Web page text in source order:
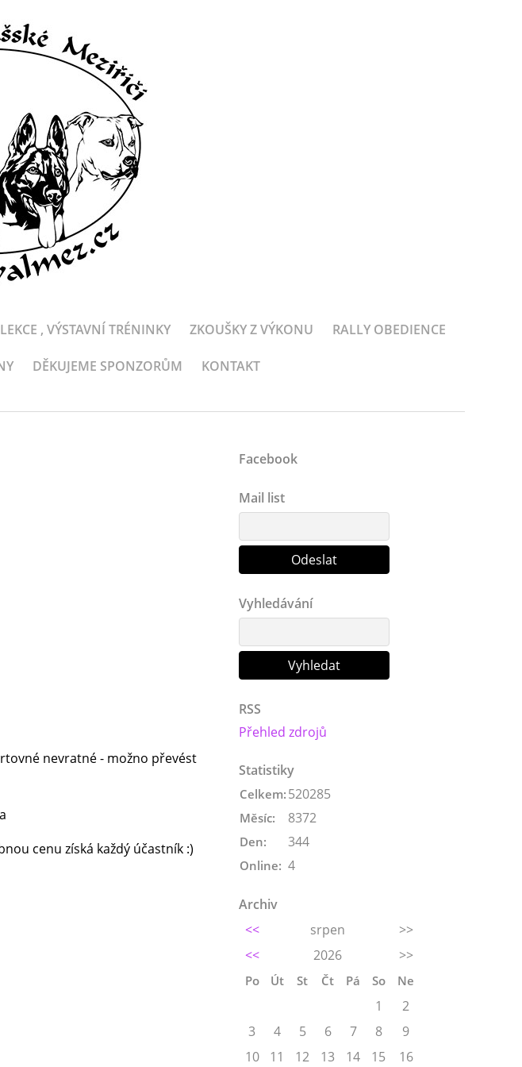
, VÝSTAVNÍ TRÉNINKY ZKOUŠKY Z VÝKONU RALLY OBEDIENCE
DĚKUJEME SPONZORŮM KONTAKT
nevratné - možno převést
cenu získá každý účastník :)
Facebook
Mail list
Vyhledávání
RSS
Přehled zdrojů
Statistiky
Online: 4
Celkem: 520285
Měsíc: 8372
Den: 344
Archiv
<<
srpen
>>
<<
2026 >>
Po Út St Čt Pá So Ne
1
2
3
4 5 6 7 8
9
10
11 12 13 14 15 16